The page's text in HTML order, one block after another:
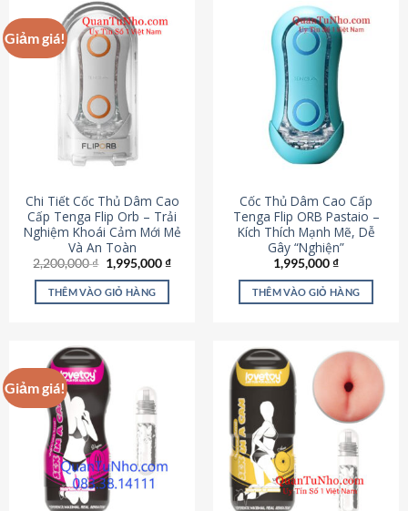
Giảm giá!
Chi Tiết Cốc Thủ Dâm Cao
Cấp Tenga Flip Orb – Trải
Nghiệm Khoái Cảm Mới Mẻ
Và An Toàn
2,200,000₫ Giá
gốc
là:
2,200,000 ₫.
1,995,000₫Giá
THÊM VÀO GIỎ HÀNG
Cốc Thủ Dâm Cao Cấp
Tenga Flip ORB Pastaio –
Kích Thích Mạnh Mẽ, Dễ
Gây “Nghiện”
1,995,000₫
THÊM VÀO GIỎ HÀNG
Giảm giá!